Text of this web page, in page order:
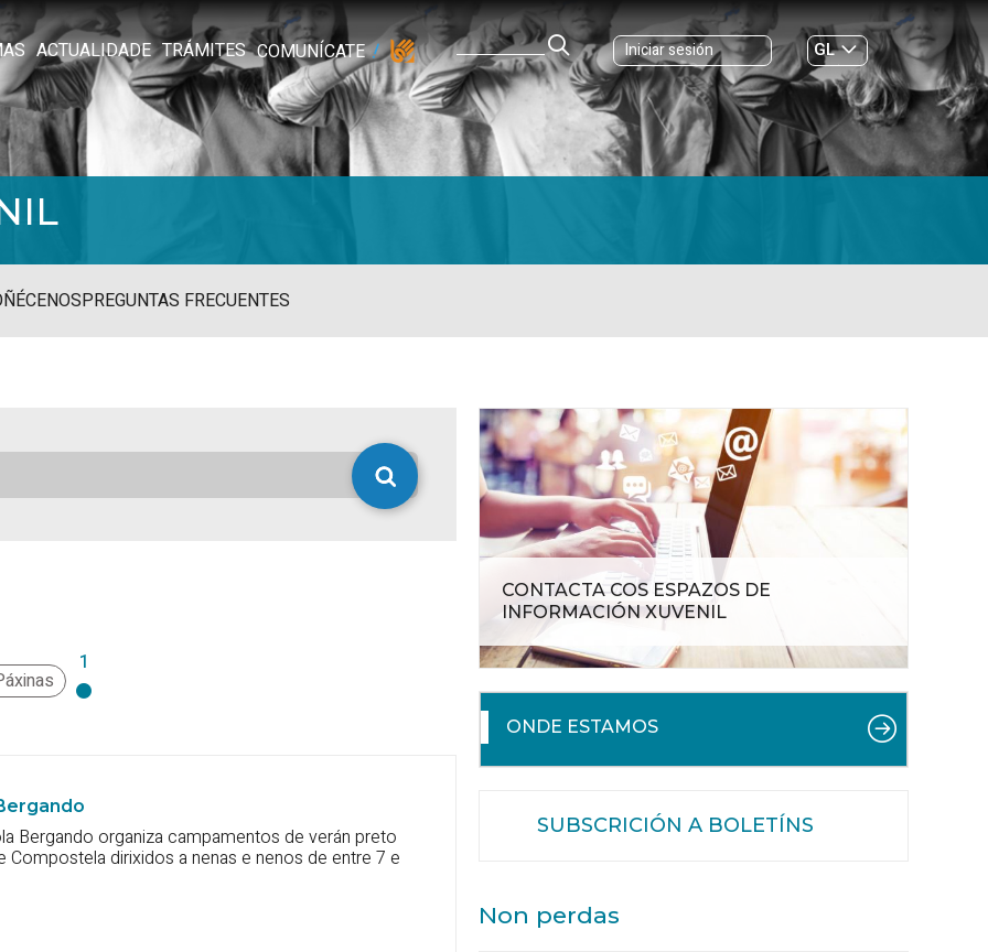
ACTUALIDADE TRÁMITES COMUNÍCATE Iniciar sesión
GL
ES|
PREGUNTAS FRECUENTES
1
Bergando organiza campamentos de verán preto
Compostela dirixidos a nenas e nenos de entre 7 e
CONTACTA COS ESPAZOS DE
INFORMACIÓN XUVENIL
ONDE ESTAMOS
SUBSCRICIÓN A BOLETÍNS
Non perdas